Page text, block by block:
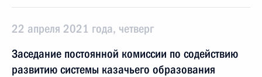
22 апреля 2021 года, четверг
Заседание постоянной комиссии по содействию
развитию системы казачьего образования